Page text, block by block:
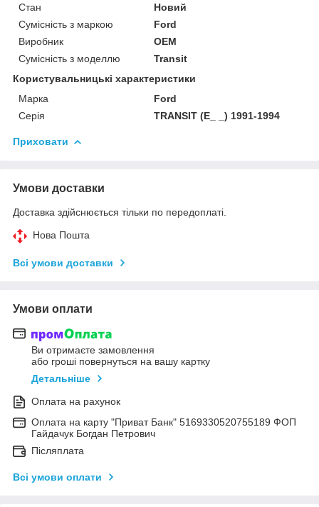
Стан
Новий
Сумісність з маркою
Ford
Виробник
OEM
Сумісність з моделлю
Transit
Користувальницькі характеристики
Марка
Ford
Серія
TRANSIT (E_ _) 1991-1994
Приховати
Умови доставки
Доставка здійснюється тільки по передоплаті.
Нова Пошта
Всі умови доставки
Умови оплати
Ви отримаєте замовлення
або гроші повернуться на вашу картку
Детальніше
Оплата на рахунок
Оплата на карту "Приват Банк" 5169330520755189 ФОП
Гайдачук Богдан Петрович
Післяплата
Всі умови оплати